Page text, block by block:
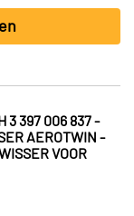
3 397 006 837 -
AEROTWIN -
VOOR